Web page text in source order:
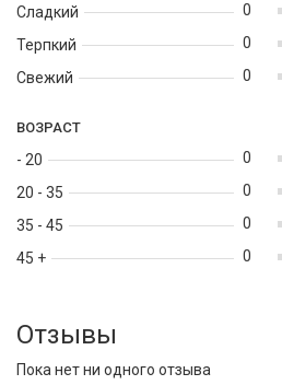
Сладкий
Терпкий
Свежий
0
0
0
ВОЗРАСТ
- 20
20 - 35
35 - 45
45 +
0
0
0
0
Отзывы
Пока нет ни одного отзыва